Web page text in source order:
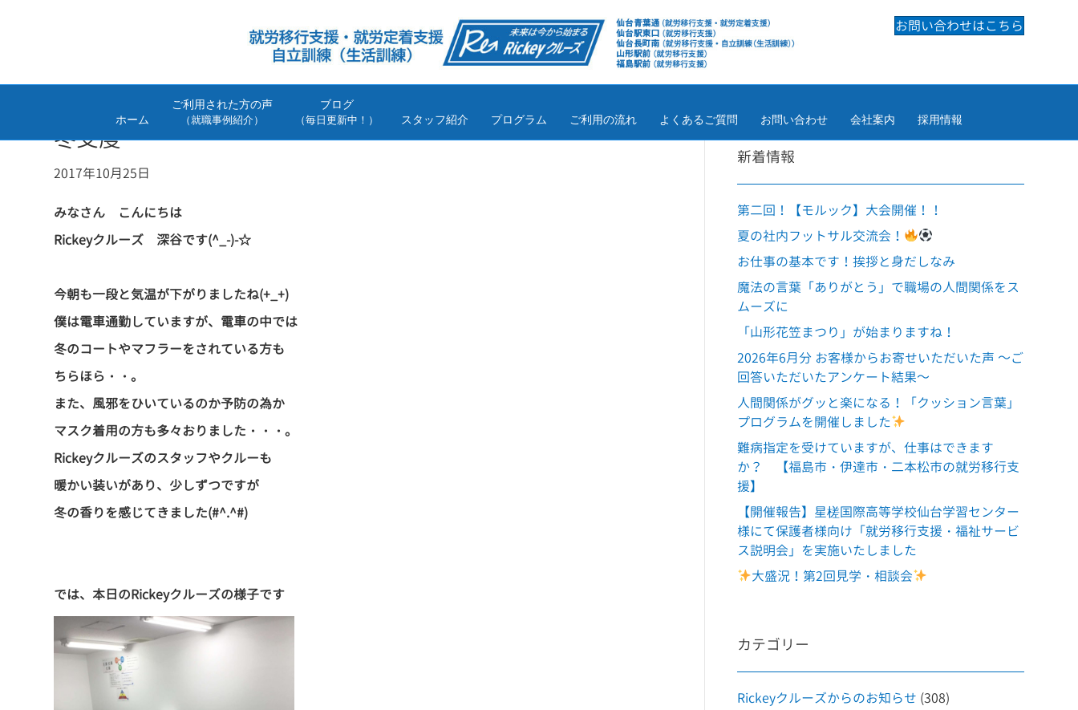
ホーム
ご利用された方の声
（就職事例紹介）
ブログ
（毎日更新中！） スタッフ紹介 プログラム ご利用の流れ よくあるご質問 お問い合わせ 会社案内 採用情報
お問い合わせはこちら
冬支度
2017年10月25日
みなさん こんにちは
Rickeyクルーズ 深谷です(^_-)-☆
今朝も一段と気温が下がりましたね(+_+)
僕は電車通勤していますが、電車の中では
冬のコートやマフラーをされている方も
ちらほら・・。
また、風邪をひいているのか予防の為か
マスク着用の方も多々おりました・・・。
Rickeyクルーズのスタッフやクルーも
暖かい装いがあり、少しずつですが
冬の香りを感じてきました(#^.^#)
では、本日のRickeyクルーズの様子です
新着情報
第二回！【モルック】大会開催！！
夏の社内フットサル交流会！
お仕事の基本です！挨拶と身だしなみ
魔法の言葉「ありがとう」で職場の人間関係をス
ムーズに
「山形花笠まつり」が始まりますね！
2026年6月分 お客様からお寄せいただいた声 ～ご
回答いただいたアンケート結果～
人間関係がグッと楽になる！「クッション言葉」
プログラムを開催しました
難病指定を受けていますが、仕事はできます
か？ 【福島市・伊達市・二本松市の就労移行支
援】
【開催報告】星槎国際高等学校仙台学習センター
様にて保護者様向け「就労移行支援・福祉サービ
ス説明会」を実施いたしました
大盛況！第2回見学・相談会
カテゴリー
Rickeyクルーズからのお知らせ (308)